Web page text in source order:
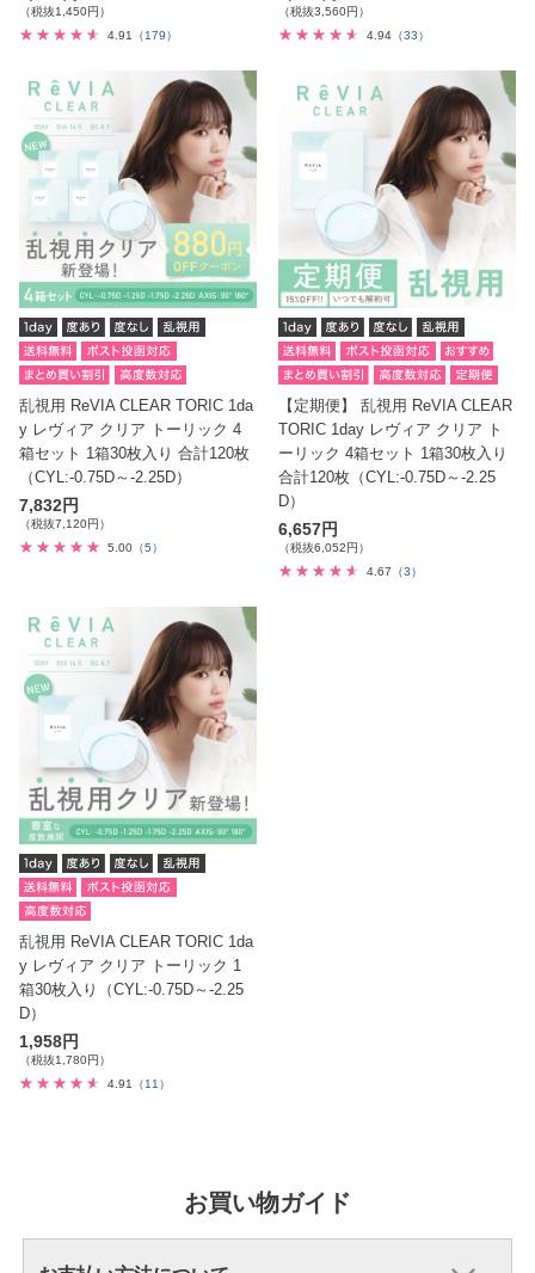
（税抜1,450円）
4.91 （179）
（税抜3,560円）
4.94 （33）
乱視用 ReVIA CLEAR TORIC 1da
y レヴィア クリア トーリック 4
箱セット 1箱30枚入り 合計120枚
（CYL:-0.75D～-2.25D）
7,832円
（税抜7,120円）
5.00 （5）
【定期便】 乱視用 ReVIA CLEAR
TORIC 1day レヴィア クリア ト
ーリック 4箱セット 1箱30枚入り
合計120枚（CYL:-0.75D～-2.25
D）
6,657円
（税抜6,052円）
4.67
（3）
乱視用 ReVIA CLEAR TORIC 1da
y レヴィア クリア トーリック 1
箱30枚入り（CYL:-0.75D～-2.25
D）
1,958円
（税抜1,780円）
4.91
（11）
お買い物ガイド